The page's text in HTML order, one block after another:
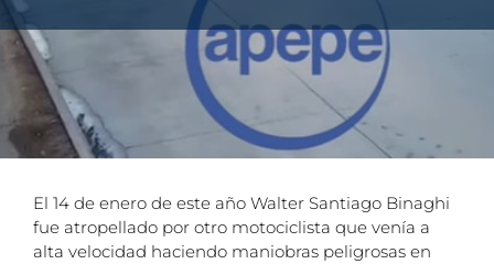
El 14 de enero de este año Walter Santiago Binaghi
fue atropellado por otro motociclista que venía a
alta velocidad haciendo maniobras peligrosas en